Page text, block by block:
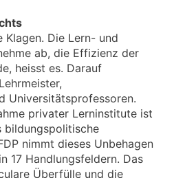
Klagen. Die Lern- und
ab, die Effizienz der
heisst es. Darauf
Universitätsprofessoren.
privater Lerninstitute ist
bildungspolitische
nimmt dieses Unbehagen
17 Handlungsfeldern. Das
Überfülle und die